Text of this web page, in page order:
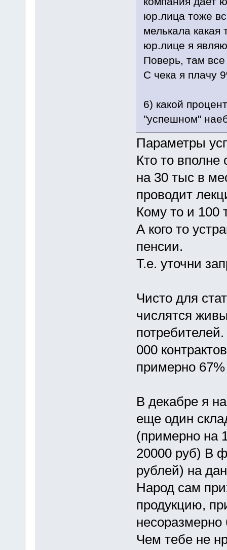
юр.лица тоже
мелькала какая
юр.лице я
Поверь, там
С чека я плачу
6) какой
"успешном"
Параметры
Кто то
на 30 тыс в
проводит
Кому то и 100
А кого то
пенсии.
Т.е. уточни
Чисто для
числятся
000
примерно 67%
В декабре я
еще один
(примерно на
20000 руб) В
рублей) на
Народ сам
продукцию,
Чем тебе не